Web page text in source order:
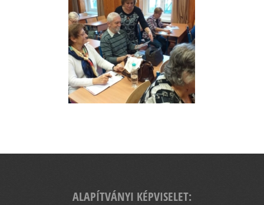
ALAPÍTVÁNYI KÉPVISELET: